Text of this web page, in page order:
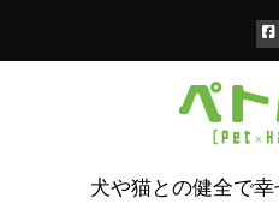
犬や猫との健全で